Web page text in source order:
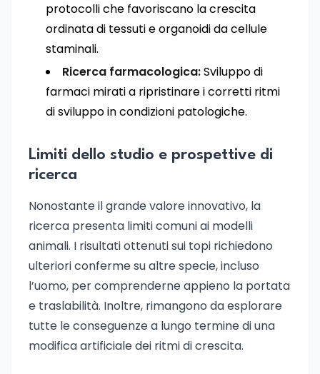
protocolli che favoriscano la crescita
ordinata di tessuti e organoidi da cellule
staminali.
Ricerca farmacologica:Sviluppo di
farmaci mirati a ripristinare i corretti ritmi
di sviluppo in condizioni patologiche.
Limiti dello studio e prospettive di
ricerca
Nonostante il grande valore innovativo, la
ricerca presenta limiti comuni ai modelli
animali. I risultati ottenuti sui topi richiedono
ulteriori conferme su altre specie, incluso
l’uomo, per comprenderne appieno la portata
e traslabilità. Inoltre, rimangono da esplorare
tutte le conseguenze a lungo termine di una
modifica artificiale dei ritmi di crescita.